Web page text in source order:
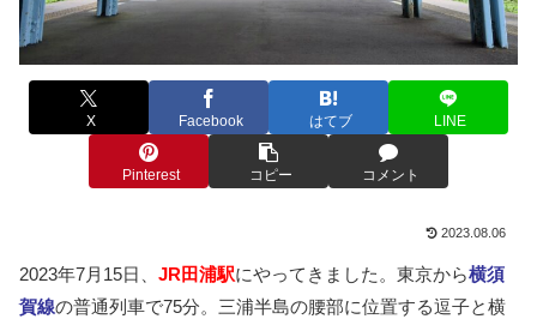
X Facebook はてブ LINE
Pinterest コピー コメント
2023.08.06
2023年7月15日、 JR田浦駅にやってきました。東京から横須
賀線の普通列車で75分。三浦半島の腰部に位置する逗子と横